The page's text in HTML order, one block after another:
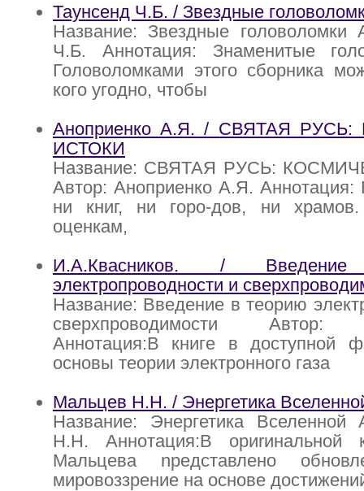
Таунсенд Ч.Б. / Звездные
Название: Звездные головоломки
Ч.Б. Аннотация: Знаменитые
Головоломками этого сборника
кого угодно, чтобы
Аноприенко А.Я. / СВЯТАЯ
ИСТОКИ
Название: СВЯТАЯ РУСЬ:
Автор: Аноприенко А.Я.
ни книг, ни горо-дов, ни
оценкам,
И.А.Квасников. /
электропроводности и
Название: Введение в теорию
сверхпроводимости Автор:
Аннотация:В книге в доступной
основы теории электронного газа
Мальцев Н.Н. / Энергетика
Название: Энергетика Вселенной
Н.Н. Аннотация:В ориrинальной
Мальцева nредставлено
мировоззрение на основе